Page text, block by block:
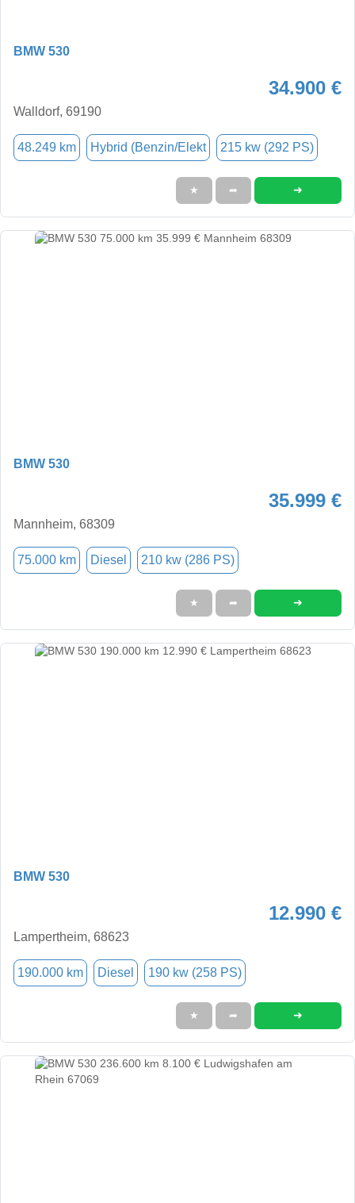
BMW 530
34.900 €
Walldorf, 69190
48.249 km Hybrid (Benzin/Elekt 215 kw (292 PS)
★ ➦ ➜
BMW 530
35.999 €
Mannheim, 68309
75.000 km Diesel 210 kw (286 PS)
★ ➦ ➜
BMW 530
12.990 €
Lampertheim, 68623
190.000 km Diesel 190 kw (258 PS)
★ ➦ ➜